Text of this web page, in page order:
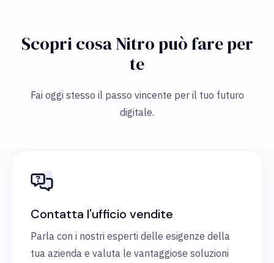
Scopri cosa Nitro può fare per
te
Fai oggi stesso il passo vincente per il tuo futuro
digitale.
Contatta l'ufficio vendite
Parla con i nostri esperti delle esigenze della
tua azienda e valuta le vantaggiose soluzioni